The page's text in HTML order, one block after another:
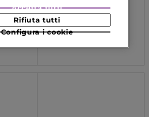
ESSENCE
JUICY NAIL
Olio Unghie
Configura i cookie
Rifiuta tutti
Accetta tutti